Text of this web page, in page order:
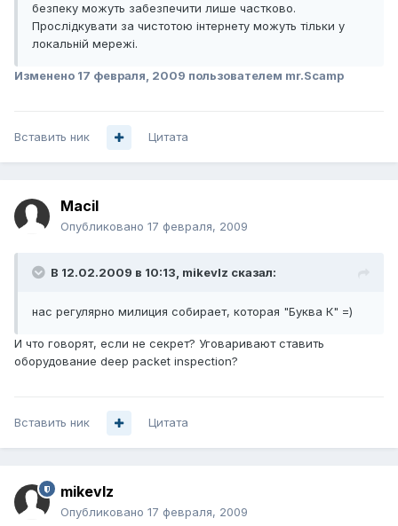
безпеку можуть забезпечити лише частково.
Прослідкувати за чистотою інтернету можуть тільки у
локальній мережі.
Изменено 17 февраля, 2009 пользователем mr.Scamp
Вставить ник Цитата
Macil
Опубликовано 17 февраля, 2009
В 12.02.2009 в 10:13, mikevlz сказал:
нас регулярно милиция собирает, которая "Буква К" =)
И что говорят, если не секрет? Уговаривают ставить
оборудование deep packet inspection?
Вставить ник Цитата
mikevlz
Опубликовано 17 февраля, 2009